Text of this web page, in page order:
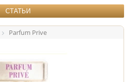
СТАТЬИ
Parfum Prive